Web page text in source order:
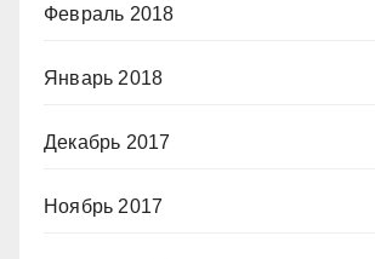
Февраль 2018
Январь 2018
Декабрь 2017
Ноябрь 2017